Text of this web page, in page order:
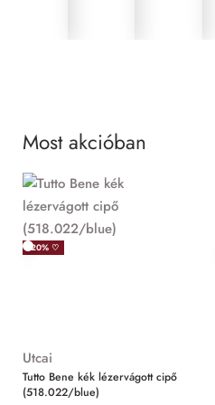
Most akcióban
-20% ♡
Utcai
Tutto Bene kék lézervágott cipő
(518.022/blue)